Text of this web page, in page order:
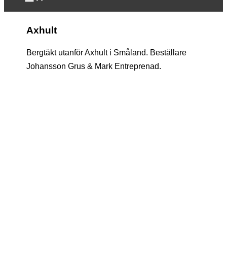
Axhult
Bergtäkt utanför Axhult i Småland. Beställare
Johansson Grus & Mark Entreprenad.